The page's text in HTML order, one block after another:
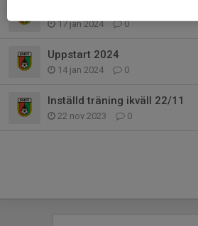
17 jan 2024 0
Uppstart 2024
14 jan 2024 0
Inställd träning ikväll 22/11
22 nov 2023 0